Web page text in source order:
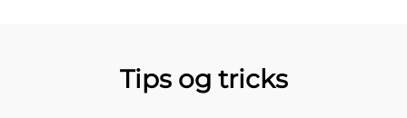
Tips og tricks